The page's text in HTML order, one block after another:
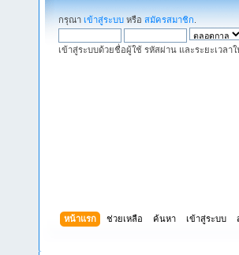
กรุณา เข้าสู่ระบบ หรือ สมัครสมาชิก
เข้าสู่ระบบด้วยชื่อผู้ใช้ รหัสผ่าน และระยะเวลา
หน้าแรก ช่วยเหลือ ค้นหา เข้าสู่ระบบ